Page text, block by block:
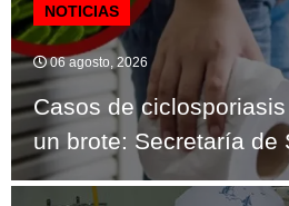
NOTICIAS
06 agosto, 2026
Casos de
un brote: Secretaría de